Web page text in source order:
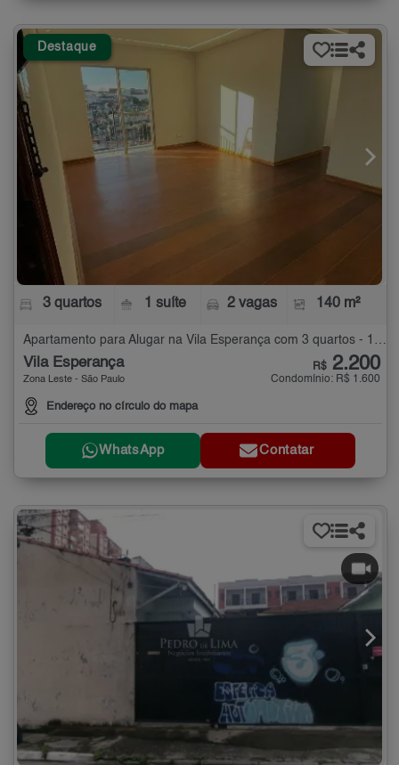
Destaque
3 quartos 1 suíte 2 vagas 140 m²
Apartamento para Alugar na Vila Esperança com 3 quartos - 140 m²
Vila Esperança
Zona Leste - São Paulo
Endereço no círculo do mapa
R$ 2.200
Condomínio: R$ 1.600
WhatsApp Contatar